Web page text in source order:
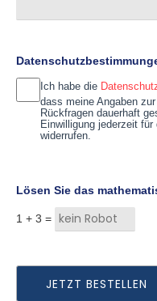
Ich habe die
dass meine Angaben
Rückfragen dauerhaft
Einwilligung jederzeit
widerrufen.
Lösen Sie das
1 + 3 =